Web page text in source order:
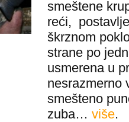
smeštene
reći,
škrznom
strane po
usmerena u
nesrazmerno
smešteno
zuba… više.